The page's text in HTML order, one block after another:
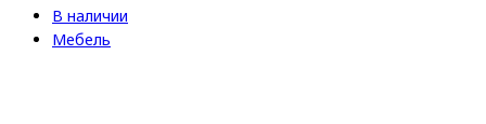
В наличии
Мебель